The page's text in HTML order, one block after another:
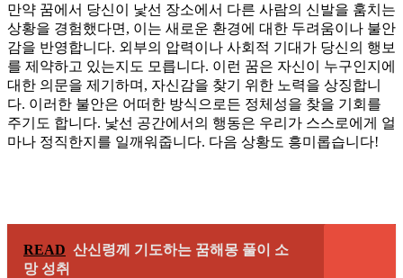
만약 꿈에서 당신이 낯선 장소에서 다른 사람의 신발을 훔치는
상황을 경험했다면, 이는 새로운 환경에 대한 두려움이나 불안
감을 반영합니다. 외부의 압력이나 사회적 기대가 당신의 행보
를 제약하고 있는지도 모릅니다. 이런 꿈은 자신이 누구인지에
대한 의문을 제기하며, 자신감을 찾기 위한 노력을 상징합니
다. 이러한 불안은 어떠한 방식으로든 정체성을 찾을 기회를
주기도 합니다. 낯선 공간에서의 행동은 우리가 스스로에게 얼
마나 정직한지를 일깨워줍니다. 다음 상황도 흥미롭습니다!
READ 산신령께 기도하는 꿈해몽 풀이 소
망 성취